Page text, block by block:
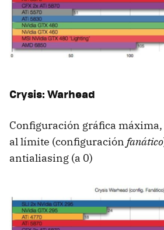
Crysis: Warhead
Configuración gráfica máxima,
al límite (configuración fanático
antialiasing (a 0)